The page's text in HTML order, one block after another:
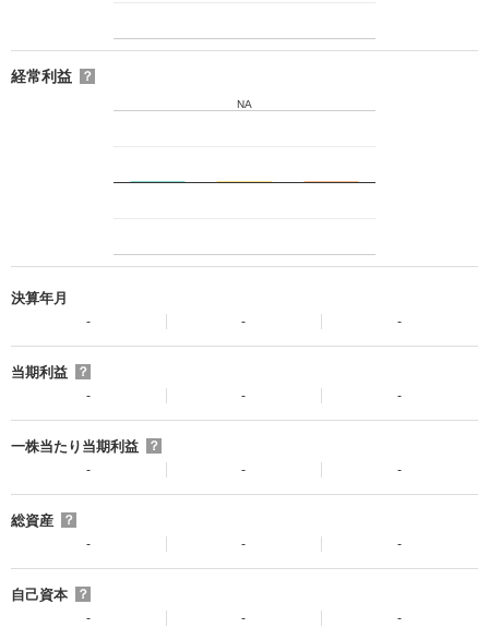
経常利益 ？
NA
決算年月
- - -
当期利益
？
-
- -
一株当たり当期利益
？
-
- -
総資産
？
-
- -
自己資本
？
-
- -